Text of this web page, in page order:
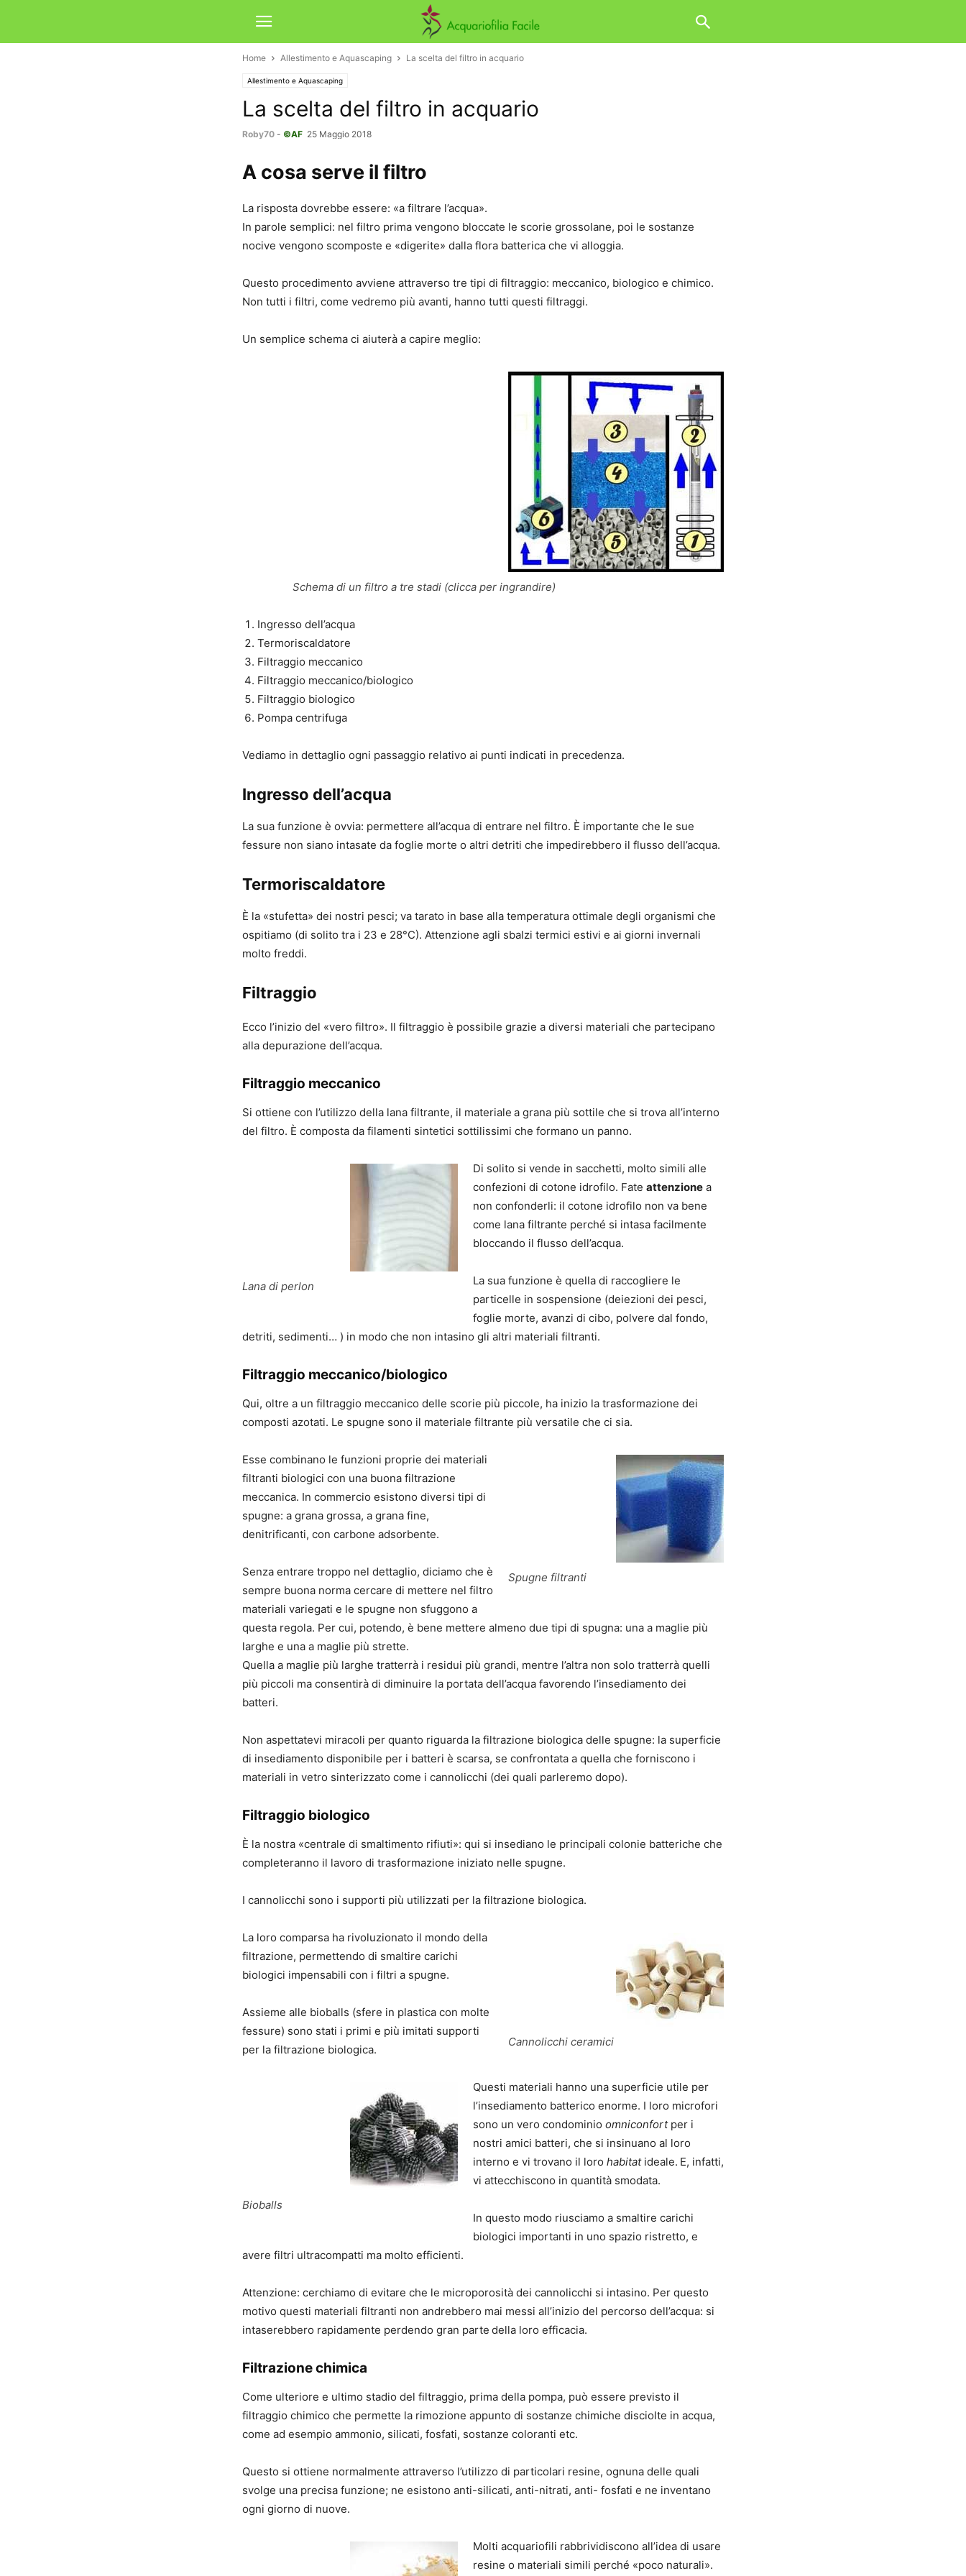
Home Allestimento e Aquascaping La scelta del filtro in acquario
Allestimento e Aquascaping
La scelta del filtro in acquario
Roby70 - ©AF 25 Maggio 2018
A cosa serve il filtro
La risposta dovrebbe essere: «a filtrare l’acqua».
In parole semplici: nel filtro prima vengono bloccate le scorie grossolane, poi le sostanze
nocive vengono scomposte e «digerite» dalla flora batterica che vi alloggia.
Questo procedimento avviene attraverso tre tipi di filtraggio: meccanico, biologico e chimico.
Non tutti i filtri, come vedremo più avanti, hanno tutti questi filtraggi.
Un semplice schema ci aiuterà a capire meglio:
Schema di un filtro a tre stadi (clicca per ingrandire)
Ingresso dell’acqua
Termoriscaldatore
Filtraggio meccanico
Filtraggio meccanico/biologico
Filtraggio biologico
Pompa centrifuga
Vediamo in dettaglio ogni passaggio relativo ai punti indicati in precedenza.
Ingresso dell’acqua
La sua funzione è ovvia: permettere all’acqua di entrare nel filtro. È importante che le sue
fessure non siano intasate da foglie morte o altri detriti che impedirebbero il flusso dell’acqua.
Termoriscaldatore
È la «stufetta» dei nostri pesci; va tarato in base alla temperatura ottimale degli organismi che
ospitiamo (di solito tra i 23 e 28°C). Attenzione agli sbalzi termici estivi e ai giorni invernali
molto freddi.
Filtraggio
Ecco l’inizio del «vero filtro». Il filtraggio è possibile grazie a diversi materiali che partecipano
alla depurazione dell’acqua.
Filtraggio meccanico
Si ottiene con l’utilizzo della lana filtrante, il materiale a grana più sottile che si trova all’interno
del filtro. È composta da filamenti sintetici sottilissimi che formano un panno.
Lana di perlon
Di solito si vende in sacchetti, molto simili alle
confezioni di cotone idrofilo. Fate attenzione a
non confonderli: il cotone idrofilo non va bene
come lana filtrante perché si intasa facilmente
bloccando il flusso dell’acqua.
La sua funzione è quella di raccogliere le
particelle in sospensione (deiezioni dei pesci,
foglie morte, avanzi di cibo, polvere dal fondo,
detriti, sedimenti… ) in modo che non intasino gli altri materiali filtranti.
Filtraggio meccanico/biologico
Qui, oltre a un filtraggio meccanico delle scorie più piccole, ha inizio la trasformazione dei
composti azotati. Le spugne sono il materiale filtrante più versatile che ci sia.
Spugne filtranti
Esse combinano le funzioni proprie dei materiali
filtranti biologici con una buona filtrazione
meccanica. In commercio esistono diversi tipi di
spugne: a grana grossa, a grana fine,
denitrificanti, con carbone adsorbente.
Senza entrare troppo nel dettaglio, diciamo che è
sempre buona norma cercare di mettere nel filtro
materiali variegati e le spugne non sfuggono a
questa regola. Per cui, potendo, è bene mettere almeno due tipi di spugna: una a maglie più
larghe e una a maglie più strette.
Quella a maglie più larghe tratterrà i residui più grandi, mentre l’altra non solo tratterrà quelli
più piccoli ma consentirà di diminuire la portata dell’acqua favorendo l’insediamento dei
batteri.
Non aspettatevi miracoli per quanto riguarda la filtrazione biologica delle spugne: la superficie
di insediamento disponibile per i batteri è scarsa, se confrontata a quella che forniscono i
materiali in vetro sinterizzato come i cannolicchi (dei quali parleremo dopo).
Filtraggio biologico
È la nostra «centrale di smaltimento rifiuti»: qui si insediano le principali colonie batteriche che
completeranno il lavoro di trasformazione iniziato nelle spugne.
I cannolicchi sono i supporti più utilizzati per la filtrazione biologica.
Cannolicchi ceramici
La loro comparsa ha rivoluzionato il mondo della
filtrazione, permettendo di smaltire carichi
biologici impensabili con i filtri a spugne.
Assieme alle bioballs (sfere in plastica con molte
fessure) sono stati i primi e più imitati supporti
per la filtrazione biologica.
Bioballs
Questi materiali hanno una superficie utile per
l’insediamento batterico enorme. I loro microfori
sono un vero condominio omniconfortper i
nostri amici batteri, che si insinuano al loro
interno e vi trovano il loro habitatideale. E, infatti,
vi attecchiscono in quantità smodata.
In questo modo riusciamo a smaltire carichi
biologici importanti in uno spazio ristretto, e
avere filtri ultracompatti ma molto efficienti.
Attenzione: cerchiamo di evitare che le microporosità dei cannolicchi si intasino. Per questo
motivo questi materiali filtranti non andrebbero mai messi all’inizio del percorso dell’acqua: si
intaserebbero rapidamente perdendo gran parte della loro efficacia.
Filtrazione chimica
Come ulteriore e ultimo stadio del filtraggio, prima della pompa, può essere previsto il
filtraggio chimico che permette la rimozione appunto di sostanze chimiche disciolte in acqua,
come ad esempio ammonio, silicati, fosfati, sostanze coloranti etc.
Questo si ottiene normalmente attraverso l’utilizzo di particolari resine, ognuna delle quali
svolge una precisa funzione; ne esistono anti-silicati, anti-nitrati, anti- fosfati e ne inventano
ogni giorno di nuove.
Molti acquariofili rabbrividiscono all’idea di usare
resine o materiali simili perché «poco naturali».